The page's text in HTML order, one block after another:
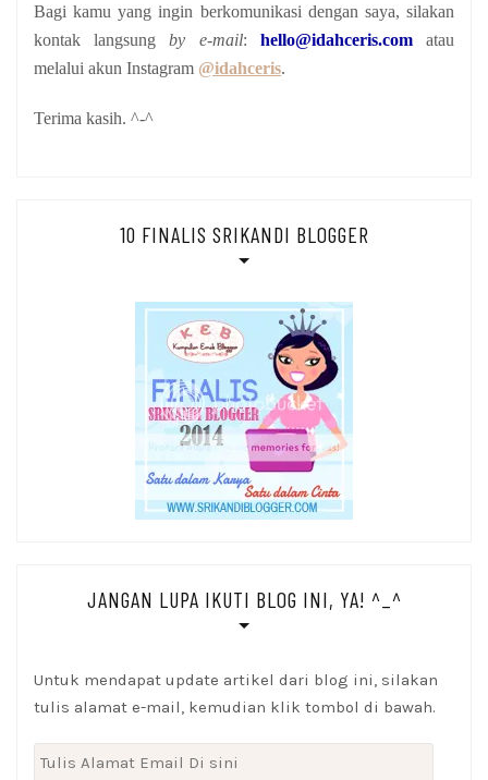
Bagi kamu yang ingin berkomunikasi dengan saya, silakan
kontak langsungby e-mail: hello@idahceris.com
atau
melalui akun Instagram @idahceris.
Terima kasih. ^-^
10 FINALIS SRIKANDI BLOGGER
JANGAN LUPA IKUTI BLOG INI, YA! ^_^
Untuk mendapat update artikel dari blog ini, silakan
tulis alamat e-mail, kemudian klik tombol di bawah.
Tulis